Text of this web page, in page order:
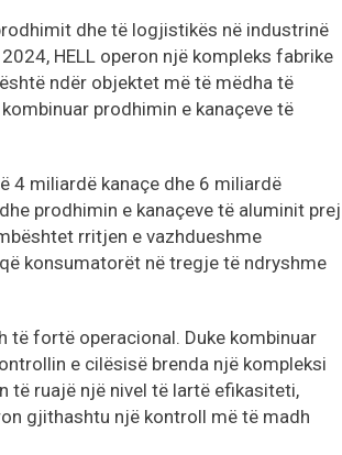
dhe të logjistikës në industrinë
HELL operon një kompleks fabrike
ndër objektet më të mëdha të
prodhimin e kanaçeve të
4 miliardë kanaçe dhe 6 miliardë
prodhimin e kanaçeve të aluminit prej
rritjen e vazhdueshme
konsumatorët në tregje të ndryshme
të fortë operacional. Duke kombinuar
e cilësisë brenda një kompleksi
të ruajë një nivel të lartë efikasiteti,
gjithashtu një kontroll më të madh